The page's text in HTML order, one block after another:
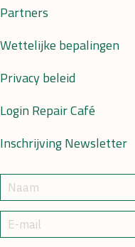
Partners
Wettelijke bepalingen
Privacy beleid
Login Repair Café
Inschrijving Newsletter